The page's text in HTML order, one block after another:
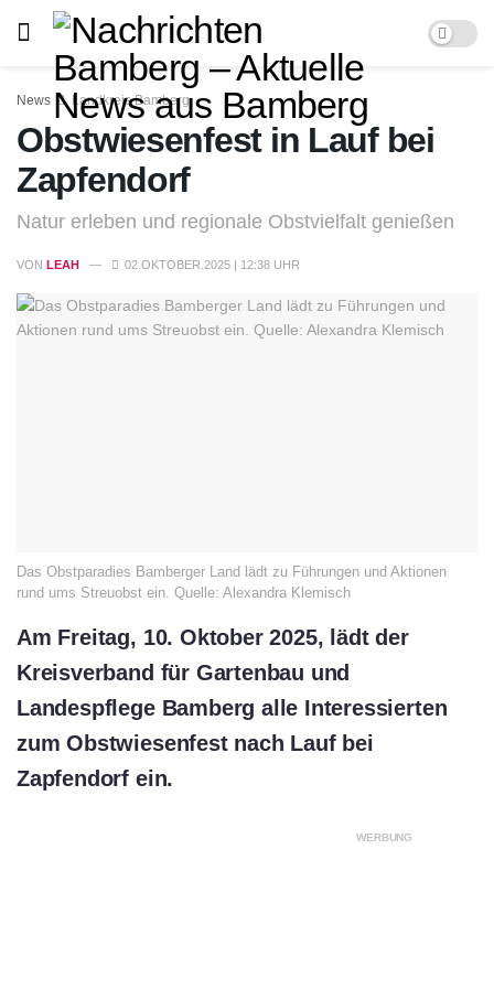
News Landkreis Bamberg
Obstwiesenfest in Lauf bei
Zapfendorf
Natur erleben und regionale Obstvielfalt genießen
VON LEAH 02.OKTOBER.2025 | 12:38 UHR
Das Obstparadies Bamberger Land lädt zu Führungen und Aktionen
rund ums Streuobst ein. Quelle: Alexandra Klemisch
Am Freitag, 10. Oktober 2025, lädt der
Kreisverband für Gartenbau und
Landespflege Bamberg alle Interessierten
zum Obstwiesenfest nach Lauf bei
Zapfendorf ein.
WERBUNG